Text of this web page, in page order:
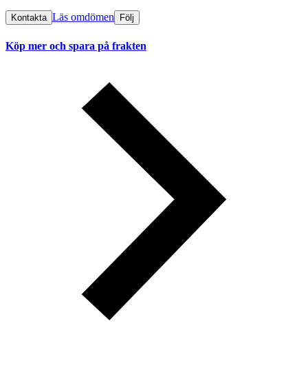
Kontakta Läs omdömen Följ
Köp mer och spara på frakten